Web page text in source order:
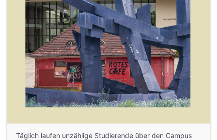
Täglich laufen unzählige Studierende über den Campus